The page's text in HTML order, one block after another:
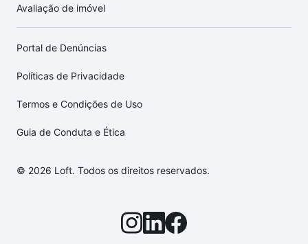
Avaliação de imóvel
Portal de Denúncias
Políticas de Privacidade
Termos e Condições de Uso
Guia de Conduta e Ética
© 2026 Loft. Todos os direitos reservados.